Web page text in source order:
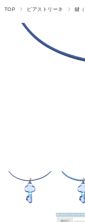
TOP ピアストリーネ 鍵（